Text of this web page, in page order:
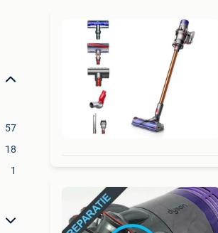
57
18
1